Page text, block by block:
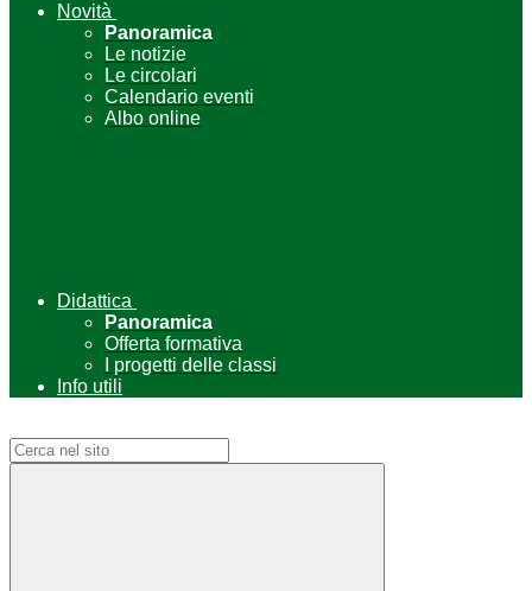
Novità
Panoramica
Le notizie
Le circolari
Calendario eventi
Albo online
Didattica
Panoramica
Offerta formativa
I progetti delle classi
Info utili